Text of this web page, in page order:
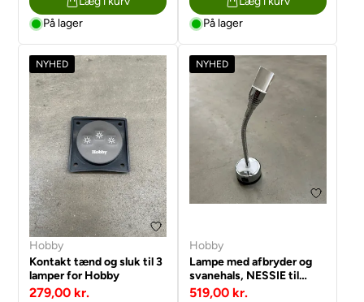
På lager
På lager
NYHED
Hobby
Kontakt tænd og sluk til 3
lamper for Hobby
279,00 kr.
NYHED
Hobby
Lampe med afbryder og
svanehals, NESSIE til
Hobby
519,00 kr.